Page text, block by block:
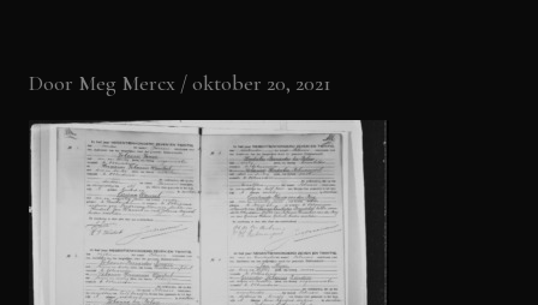
Door Meg Mercx /oktober 20, 2021